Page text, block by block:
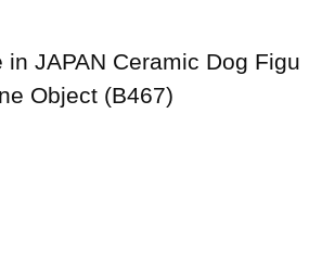
in JAPAN Ceramic Dog Figu
Object (B467)